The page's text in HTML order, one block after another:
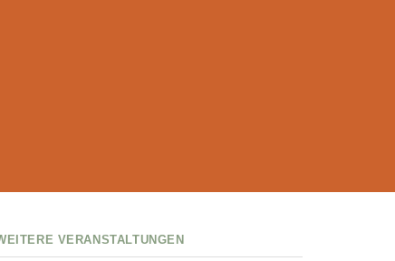
Veranstaltungen